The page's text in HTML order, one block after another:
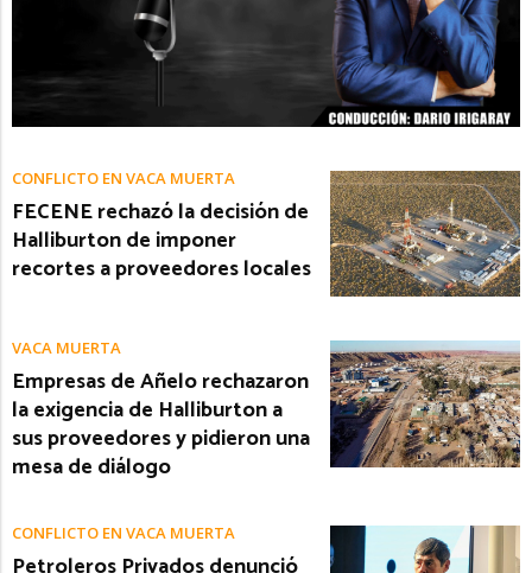
CONFLICTO EN VACA MUERTA
FECENE rechazó la decisión de
Halliburton de imponer
recortes a proveedores locales
VACA MUERTA
Empresas de Añelo rechazaron
la exigencia de Halliburton a
sus proveedores y pidieron una
mesa de diálogo
CONFLICTO EN VACA MUERTA